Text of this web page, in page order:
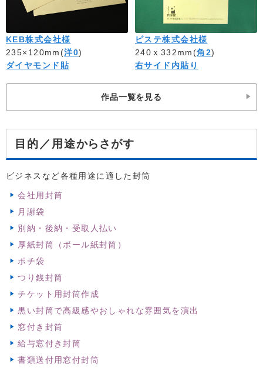
KEB株式会社様
235×120mm(洋0)
ダイヤモンド貼
ピステ株式会社様
240ｘ332mm(角2)
右サイド内貼り
作品一覧を見る
目的／用途からさがす
ビジネスなど各種用途に適した封筒
会社用封筒
月謝袋
別納・後納・受取人払い
厚紙封筒（ボール紙封筒）
ポチ袋
つり銭封筒
チケット用封筒作成
黒い封筒で高級感やおしゃれな雰囲気を演出
窓付き封筒
給与窓付き封筒
書類送付用窓付封筒